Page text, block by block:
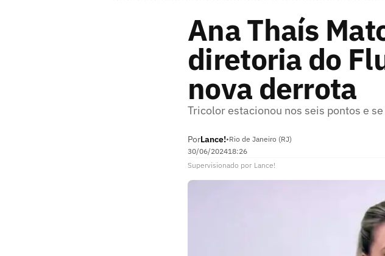
Ana Thaís
diretoria do
nova derrota
Tricolor estacionou nos seis pontos e
PorLance!•Rio de Janeiro (RJ)
30/06/202418:26
Supervisionado por Lance!